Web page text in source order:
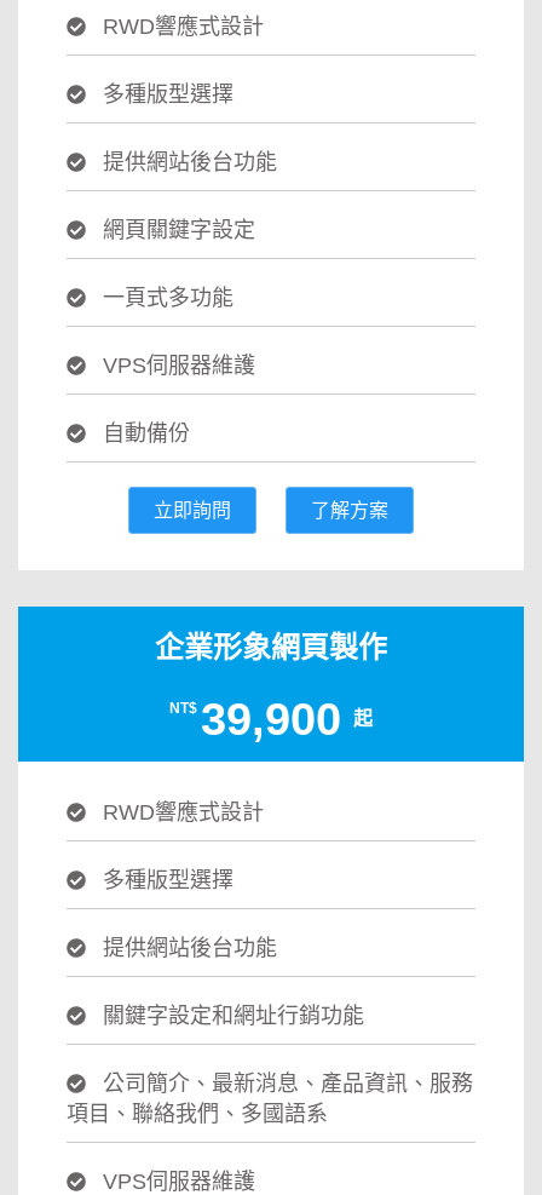
RWD響應式設計
多種版型選擇
提供網站後台功能
網頁關鍵字設定
一頁式多功能
VPS伺服器維護
自動備份
立即詢問 了解方案
企業形象網頁製作
NT$ 39,900 起
RWD響應式設計
多種版型選擇
提供網站後台功能
關鍵字設定和網址行銷功能
公司簡介、最新消息、產品資訊、服務
項目、聯絡我們、多國語系
VPS伺服器維護